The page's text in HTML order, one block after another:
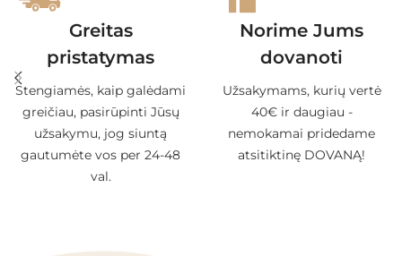
Greitas
pristatymas
Stengiamės, kaip galėdami
greičiau, pasirūpinti Jūsų
užsakymu, jog siuntą
gautumėte vos per 24-48
val.
Norime Jums
dovanoti
Užsakymams, kurių vertė
40€ ir daugiau -
nemokamai pridedame
atsitiktinę DOVANĄ!